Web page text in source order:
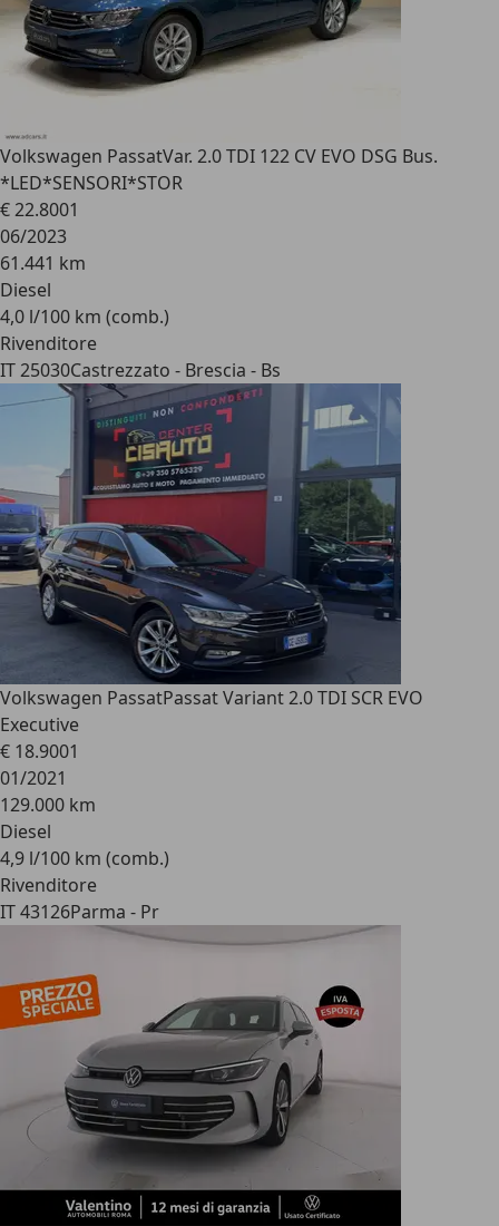
Volkswagen PassatVar. 2.0 TDI 122 CV EVO DSG Bus.
*LED*SENSORI*STOR
€ 22.8001
06/2023
61.441 km
Diesel
4,0 l/100 km (comb.)
Rivenditore
IT 25030Castrezzato - Brescia - Bs
Volkswagen PassatPassat Variant 2.0 TDI SCR EVO
Executive
€ 18.9001
01/2021
129.000 km
Diesel
4,9 l/100 km (comb.)
Rivenditore
IT 43126Parma - Pr